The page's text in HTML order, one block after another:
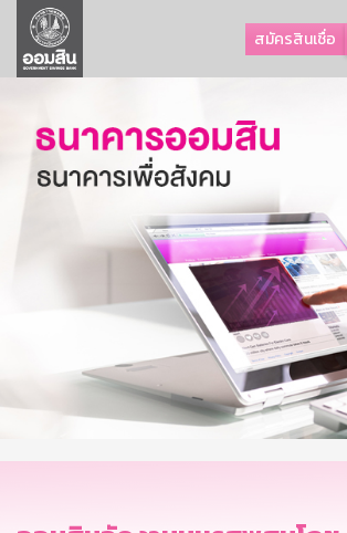
สมัครสินเชื่อ
ลูกค้าธุรกิจ
ลูกค้าผู้ประกอบรายย่อย
ออมเพื่อสุข
เกี่ยวกับธนาคาร
การพัฒนาที่ยั่งยืน
บริการทางการเงิน
ติดต่อเรา
บริการออนไลน์
TH
EN